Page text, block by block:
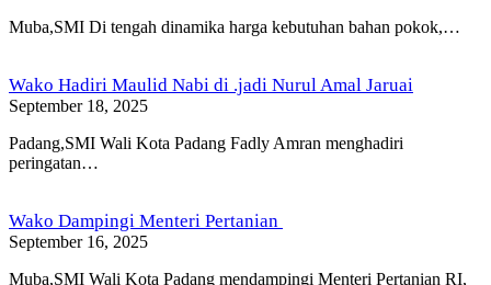
Muba,SMI Di tengah dinamika harga kebutuhan bahan pokok,…
Wako Hadiri Maulid Nabi di .jadi Nurul Amal Jaruai
September 18, 2025
Padang,SMI Wali Kota Padang Fadly Amran menghadiri
peringatan…
Wako Dampingi Menteri Pertanian
September 16, 2025
Muba,SMI Wali Kota Padang mendampingi Menteri Pertanian RI,